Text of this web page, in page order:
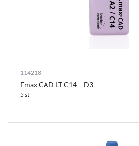
114218
Emax CAD LT C14 – D3
5 st